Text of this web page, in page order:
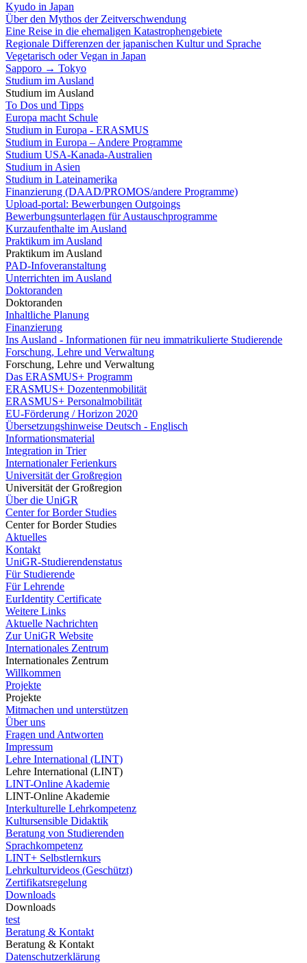
Kyudo in Japan
Über den Mythos der Zeitverschwendung
Eine Reise in die ehemaligen Katastrophengebiete
Regionale Differenzen der japanischen Kultur und Sprache
Vegetarisch oder Vegan in Japan
Sapporo → Tokyo
Studium im Ausland
Studium im Ausland
To Dos und Tipps
Europa macht Schule
Studium in Europa - ERASMUS
Studium in Europa – Andere Programme
Studium USA-Kanada-Australien
Studium in Asien
Studium in Lateinamerika
Finanzierung (DAAD/PROMOS/andere Programme)
Upload-portal: Bewerbungen Outgoings
Bewerbungsunterlagen für Austauschprogramme
Kurzaufenthalte im Ausland
Praktikum im Ausland
Praktikum im Ausland
PAD-Infoveranstaltung
Unterrichten im Ausland
Doktoranden
Doktoranden
Inhaltliche Planung
Finanzierung
Ins Ausland - Informationen für neu immatrikulierte Studierende
Forschung, Lehre und Verwaltung
Forschung, Lehre und Verwaltung
Das ERASMUS+ Programm
ERASMUS+ Dozentenmobilität
ERASMUS+ Personalmobilität
EU-Förderung / Horizon 2020
Übersetzungshinweise Deutsch - Englisch
Informationsmaterial
Integration in Trier
Internationaler Ferienkurs
Universität der Großregion
Universität der Großregion
Über die UniGR
Center for Border Studies
Center for Border Studies
Aktuelles
Kontakt
UniGR-Studierendenstatus
Für Studierende
Für Lehrende
EurIdentity Certificate
Weitere Links
Aktuelle Nachrichten
Zur UniGR Website
Internationales Zentrum
Internationales Zentrum
Willkommen
Projekte
Projekte
Mitmachen und unterstützen
Über uns
Fragen und Antworten
Impressum
Lehre International (LINT)
Lehre International (LINT)
LINT-Online Akademie
LINT-Online Akademie
Interkulturelle Lehrkompetenz
Kultursensible Didaktik
Beratung von Studierenden
Sprachkompetenz
LINT+ Selbstlernkurs
Lehrkulturvideos (Geschützt)
Zertifikatsregelung
Downloads
Downloads
test
Beratung & Kontakt
Beratung & Kontakt
Datenschutzerklärung